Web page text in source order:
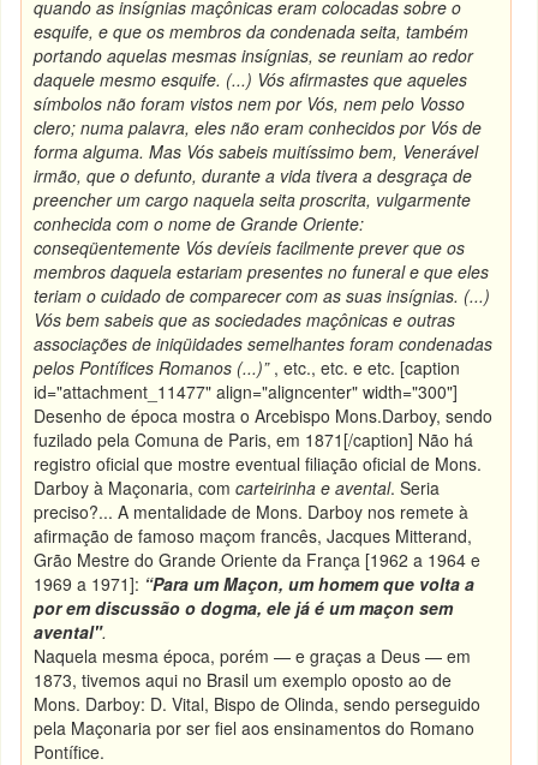
quando as insígnias maçônicas eram colocadas sobre o
esquife, e que os membros da condenada seita, também
portando aquelas mesmas insígnias, se reuniam ao redor
daquele mesmo esquife. (...) Vós afirmastes que aqueles
símbolos não foram vistos nem por Vós, nem pelo Vosso
clero; numa palavra, eles não eram conhecidos por Vós de
forma alguma. Mas Vós sabeis muitíssimo bem, Venerável
irmão, que o defunto, durante a vida tivera a desgraça de
preencher um cargo naquela seita proscrita, vulgarmente
conhecida com o nome de Grande Oriente:
conseqüentemente Vós devíeis facilmente prever que os
membros daquela estariam presentes no funeral e que eles
teriam o cuidado de comparecer com as suas insígnias. (...)
Vós bem sabeis que as sociedades maçônicas e outras
associações de iniqüidades semelhantes foram condenadas
pelos Pontífices Romanos (...)” , etc., etc. e etc. [caption
id="attachment_11477" align="aligncenter" width="300"]
Desenho de época mostra o Arcebispo Mons.Darboy, sendo
fuzilado pela Comuna de Paris, em 1871[/caption] Não há
registro oficial que mostre eventual filiação oficial de Mons.
Darboy à Maçonaria, comcarteirinha e avental. Seria
preciso?... A mentalidade de Mons. Darboy nos remete à
afirmação de famoso maçom francês, Jacques Mitterand,
Grão Mestre do Grande Oriente da França [1962 a 1964 e
1969 a 1971]: “Para um Maçon, um homem que volta a
por em discussão o dogma, ele já é um maçon sem
avental".
Naquela mesma época, porém — e graças a Deus — em
1873, tivemos aqui no Brasil um exemplo oposto ao de
Mons. Darboy: D. Vital, Bispo de Olinda, sendo perseguido
pela Maçonaria por ser fiel aos ensinamentos do Romano
Pontífice.